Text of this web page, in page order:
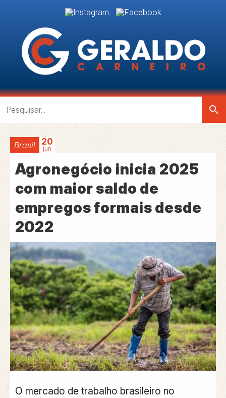
search
Brasil 20
jun
Agronegócio inicia 2025
com maior saldo de
empregos formais desde
2022
O mercado de trabalho brasileiro no